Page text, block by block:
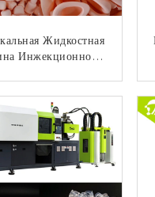
Жидкостная
Инжекционного
Ведомств
КОНТАКТ